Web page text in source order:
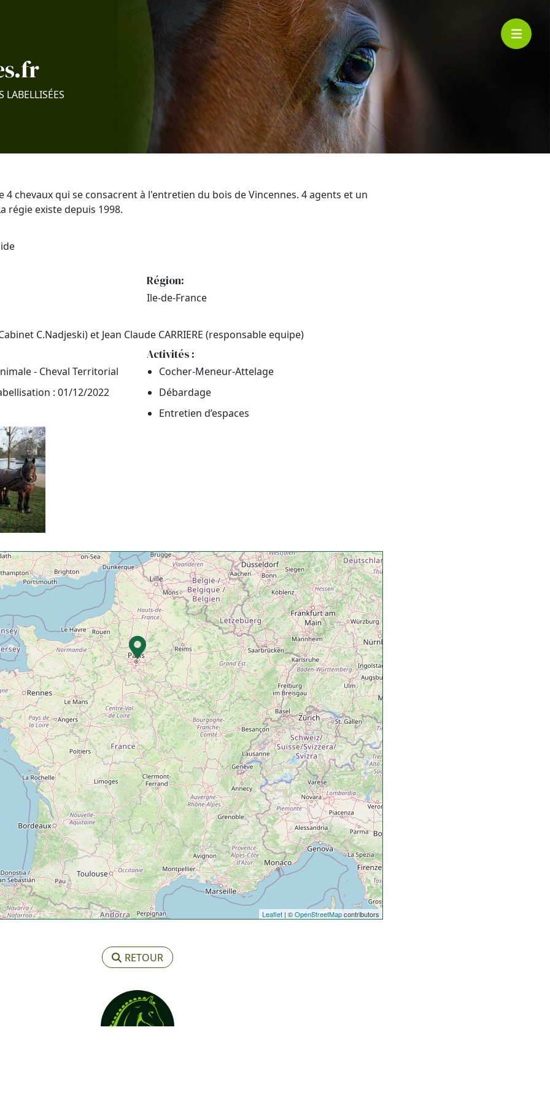
LABELLISÉES
4 chevaux qui se consacrent à l'entretien du bois de Vincennes. 4 agents et un
régie existe depuis 1998.
Région:
Ile-de-France
C.Nadjeski) et Jean Claude CARRIERE (responsable equipe)
- Cheval Territorial
: 01/12/2022
Activités :
Cocher-Meneur-Attelage
Débardage
Entretien d’espaces
Leaflet | ©OpenStreetMapcontributors
RETOUR